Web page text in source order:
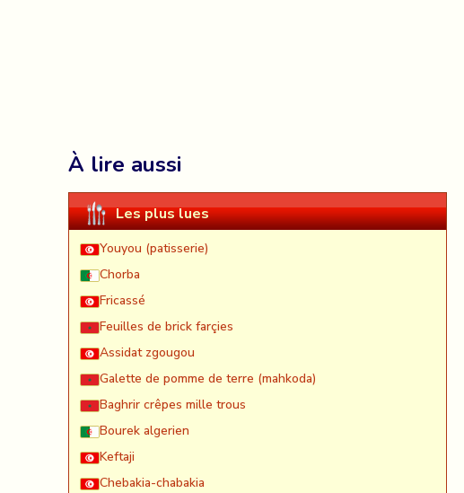
À lire aussi
Les plus lues
Youyou (patisserie)
Chorba
Fricassé
Feuilles de brick farçies
Assidat zgougou
Galette de pomme de terre (mahkoda)
Baghrir crêpes mille trous
Bourek algerien
Keftaji
Chebakia-chabakia